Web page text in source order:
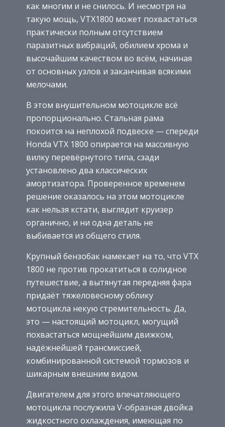
как многим и не снилось. И несмотря на
такую мощь, VTX1800 может похвастаться
практически полным отсутствием
паразитных вибраций, обилием хрома и
высочайшим качеством во всём, начиная
от основных узлов и заканчивая всякими
мелочами.
В этом внушительном мотоцикле всё
пропорционально. Стальная рама
покоится на неплохой подвеске — спереди
Honda VTX 1800 опирается на массивную
вилку перевёрнутого типа, сзади
установлено два классических
амортизатора. Проверенное временем
решение оказалось на этом мотоцикле
как нельзя кстати, выглядит круизер
органично, и ни одна деталь не
выбивается из общего стиля.
Крупный бензобак намекает на то, что VTX
1800 не против прокатиться в солидное
путешествие, а вытянутая передняя фара
придаёт тяжеловесному облику
мотоцикла некую стремительность. Да,
это — настоящий мотоцикл, могущий
похвастаться мощнейшим движком,
надёжнейшей трансмиссией,
комбинированной системой тормозов и
шикарным внешним видом.
Двигателем для этого впечатляющего
мотоцикла послужила V-образная двойка
жидкостного охлаждения, имеющая по